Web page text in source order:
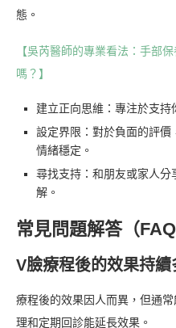
態。
【吳芮醫師的專業看法：手部
嗎？】
建立正向思維：專注於支持
設定界限：對於負面的評價
情緒穩定。
尋找支持：和朋友或家人分
解。
常見問題解答（FAQ
V臉療程後的效果持續
療程後的效果因人而異，但通
理和定期回診能延長效果。